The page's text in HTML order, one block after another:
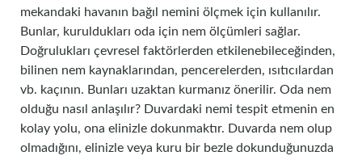
mekandaki havanın bağıl nemini ölçmek için kullanılır.
Bunlar, kuruldukları oda için nem ölçümleri sağlar.
Doğrulukları çevresel faktörlerden etkilenebileceğinden,
bilinen nem kaynaklarından, pencerelerden, ısıtıcılardan
vb. kaçının. Bunları uzaktan kurmanız önerilir. Oda nem
olduğu nasıl anlaşılır? Duvardaki nemi tespit etmenin en
kolay yolu, ona elinizle dokunmaktır. Duvarda nem olup
olmadığını, elinizle veya kuru bir bezle dokunduğunuzda